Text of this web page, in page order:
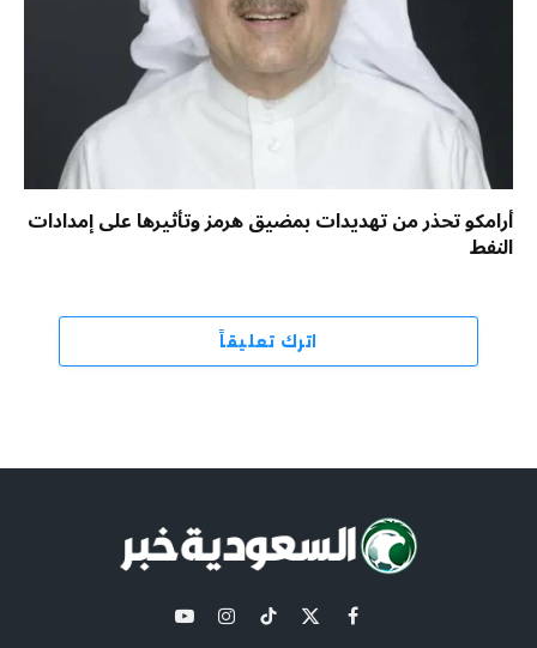
أرامكو تحذر من تهديدات بمضيق هرمز وتأثيرها على إمدادات
النفط
اترك تعليقاً
فيسبوك
X تيكتوكالانستغراميوتيوب